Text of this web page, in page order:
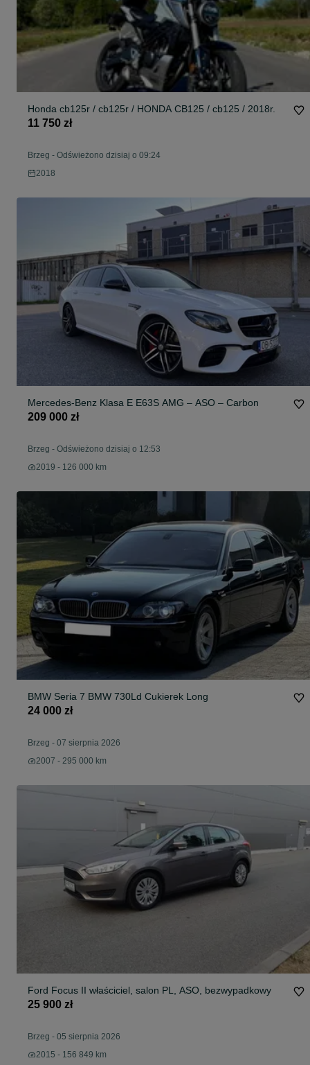
Honda cb125r / cb125r / HONDA CB125 / cb125 / 2018r.
11 750 zł
Brzeg - Odświeżono dzisiaj o 09:24
2018
Mercedes-Benz Klasa E E63S AMG – ASO – Carbon
209 000 zł
Brzeg - Odświeżono dzisiaj o 12:53
2019 - 126 000 km
BMW Seria 7 BMW 730Ld Cukierek Long
24 000 zł
Brzeg - 07 sierpnia 2026
2007 - 295 000 km
Ford Focus II właściciel, salon PL, ASO, bezwypadkowy
25 900 zł
Brzeg - 05 sierpnia 2026
2015 - 156 849 km